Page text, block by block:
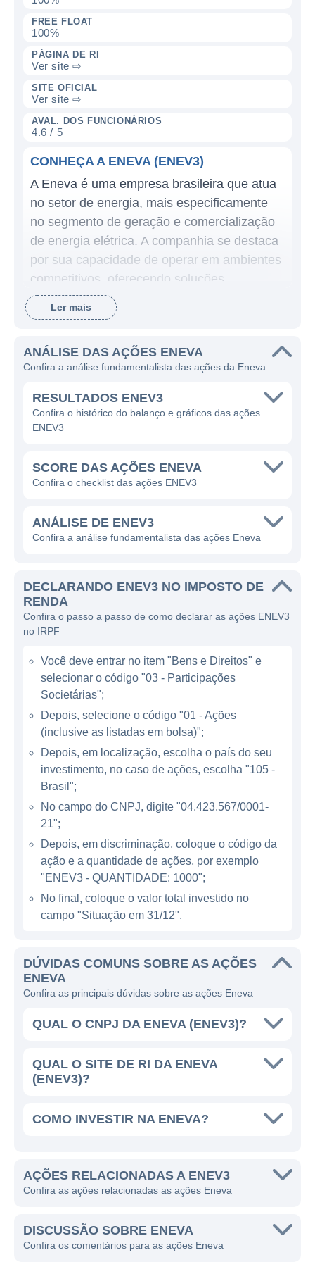
FREE FLOAT
100%
PÁGINA DE RI
Ver site ⇨
SITE OFICIAL
Ver site ⇨
AVAL. DOS FUNCIONÁRIOS
4.6 / 5
CONHEÇA A ENEVA (ENEV3)
A Eneva é uma empresa brasileira que atua
no setor de energia, mais especificamente
no segmento de geração e comercialização
de energia elétrica. A companhia se destaca
por sua capacidade de operar em ambientes
competitivos, oferecendo soluções
integradas para a produção de energia
elétrica e gás natural. Desde sua fundação, a
características essenciais para se destacar
no mercado energético brasileiro, que é um
dos mais dinâmicos da América Latina.
A Eneva tem como foco principal a geração
também atua na exploração e
comercialização de gás natural. A empresa é
oferecer energia de maneira sustentável e
competitiva, contribuindo para a matriz
principal diferencial da Eneva está em sua
operação integrada, que combina a
produção de gás natural com a geração de
redução de custos.
ATUAÇÃO DA ENEVA
A Eneva atua em diversas frentes dentro do
setor energético. Seu modelo de negócios é
baseado na geração de energia elétrica,
empresa é responsável pela operação de
voltada para o fornecimento de energia para
o Sistema Interligado Nacional (SIN). As
usinas de energia da Eneva estão
localizadas em regiões estratégicas,
A empresa possui um portfólio diversificado
de geração, o que inclui a produção de
energia a partir do gás natural, biomassa e
térmicas a carvão. Essa diversidade permite
que a Eneva se posicione adequadamente
frente a flutuações de mercado e variações
empresa desenvolve projetos voltados para
e modernização da infraestrutura existente.
A Eneva concentra suas operações
Ler mais
ANÁLISE DAS AÇÕES ENEVA
Confira a análise fundamentalista das ações da Eneva
RESULTADOS ENEV3
Confira o histórico do balanço e gráficos das ações
ENEV3
SCORE DAS AÇÕES ENEVA
Confira o checklist das ações ENEV3
ANÁLISE DE ENEV3
Confira a análise fundamentalista das ações Eneva
DECLARANDO ENEV3 NO IMPOSTO DE
RENDA
Confira o passo a passo de como declarar as ações ENEV3
no IRPF
Você deve entrar no item "Bens e Direitos" e
selecionar o código "03 - Participações
Societárias";
Depois, selecione o código "01 - Ações
(inclusive as listadas em bolsa)";
Depois, em localização, escolha o país do seu
investimento, no caso de ações, escolha "105 -
Brasil";
No campo do CNPJ, digite "04.423.567/0001-
21";
Depois, em discriminação, coloque o código da
ação e a quantidade de ações, por exemplo
"ENEV3 - QUANTIDADE: 1000";
No final, coloque o valor total investido no
campo "Situação em 31/12".
DÚVIDAS COMUNS SOBRE AS AÇÕES
ENEVA
Confira as principais dúvidas sobre as ações Eneva
QUAL O CNPJ DA ENEVA (ENEV3)?
QUAL O SITE DE RI DA ENEVA
(ENEV3)?
COMO INVESTIR NA ENEVA?
AÇÕES RELACIONADAS A ENEV3
Confira as ações relacionadas as ações Eneva
DISCUSSÃO SOBRE ENEVA
Confira os comentários para as ações Eneva